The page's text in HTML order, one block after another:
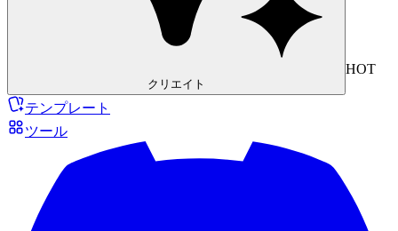
クリエイト
HOT
テンプレート
ツール